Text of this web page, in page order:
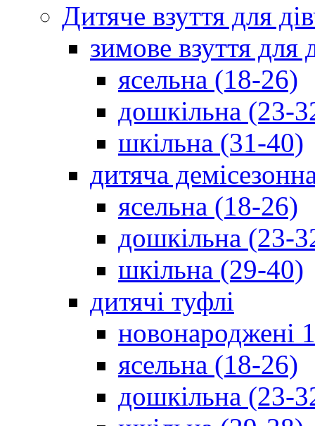
Дитяче взуття для
зимове взуття для
ясельна (18-26)
дошкільна (23-
шкільна (31-40)
дитяча
ясельна (18-26)
дошкільна (23-
шкільна (29-40)
дитячі туфлі
новонароджені
ясельна (18-26)
дошкільна (23-